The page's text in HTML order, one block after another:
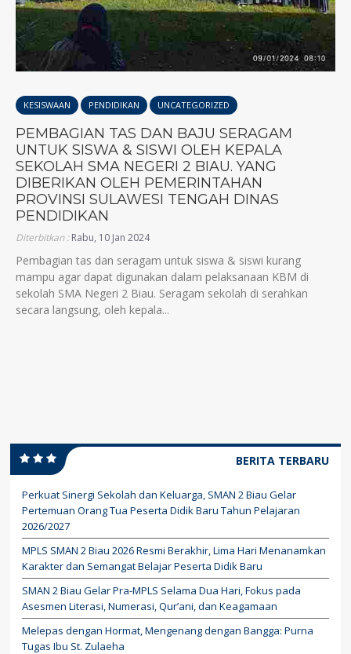
KESISWAAN PENDIDIKAN UNCATEGORIZED
PEMBAGIAN TAS DAN BAJU SERAGAM
UNTUK SISWA & SISWI OLEH KEPALA
SEKOLAH SMA NEGERI 2 BIAU. YANG
DIBERIKAN OLEH PEMERINTAHAN
PROVINSI SULAWESI TENGAH DINAS
PENDIDIKAN
Diterbitkan :Rabu, 10 Jan 2024
Pembagian tas dan seragam untuk siswa & siswi kurang
mampu agar dapat digunakan dalam pelaksanaan KBM di
sekolah SMA Negeri 2 Biau. Seragam sekolah di serahkan
secara langsung, oleh kepala...
BERITA TERBARU
Perkuat Sinergi Sekolah dan Keluarga, SMAN 2 Biau Gelar
Pertemuan Orang Tua Peserta Didik Baru Tahun Pelajaran
2026/2027
MPLS SMAN 2 Biau 2026 Resmi Berakhir, Lima Hari Menanamkan
Karakter dan Semangat Belajar Peserta Didik Baru
SMAN 2 Biau Gelar Pra-MPLS Selama Dua Hari, Fokus pada
Asesmen Literasi, Numerasi, Qur’ani, dan Keagamaan
Melepas dengan Hormat, Mengenang dengan Bangga: Purna
Tugas Ibu St. Zulaeha